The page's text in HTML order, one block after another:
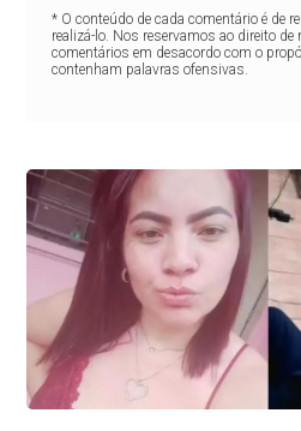
* O conteúdo de cada comentário é de
realizá-lo. Nos reservamos ao direito de
comentários em desacordo com o
contenham palavras ofensivas.